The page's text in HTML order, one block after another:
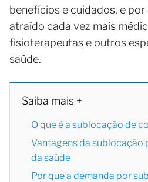
benefícios e cuidados, e
atraído cada vez mais
fisioterapeutas e outros
saúde.
Saiba mais +
O que é a sublocação de
Vantagens da sublocação
da saúde
Por que a demanda por